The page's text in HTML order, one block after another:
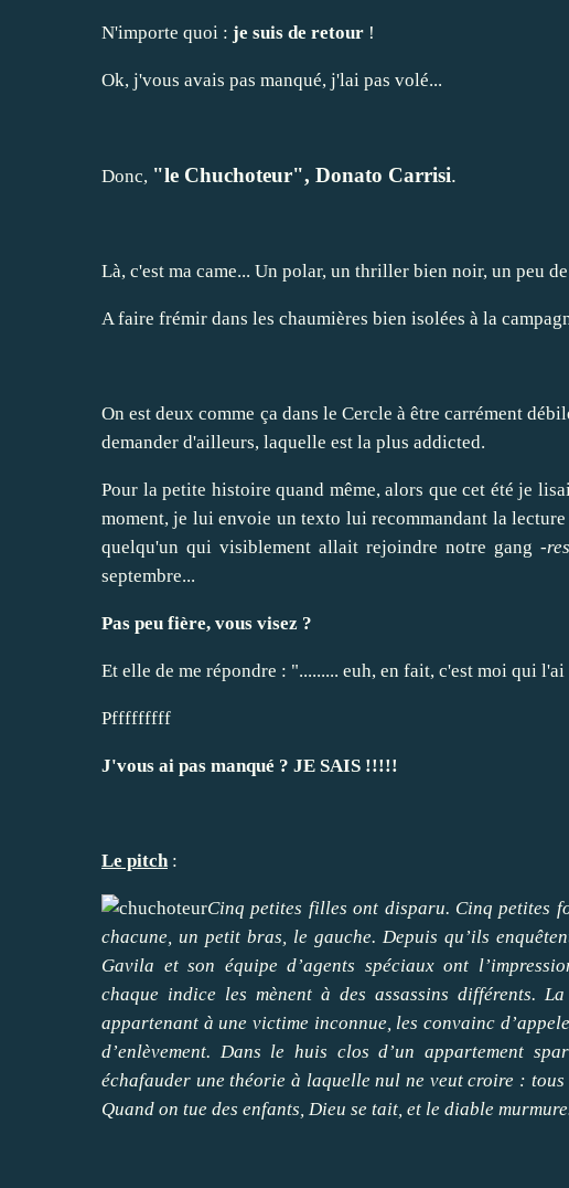
N'importe quoi : je suis de retour !
Ok, j'vous avais pas manqué, j'lai pas volé...
Donc, "le Chuchoteur", Donato Carrisi.
Là, c'est ma came... Un polar, un thriller bien noir, un peu
A faire frémir dans les chaumières bien isolées à la
On est deux comme ça dans le Cercle à être carrément
demander d'ailleurs, laquelle est la plus addicted.
Pour la petite histoire quand même, alors que cet été je
moment, je lui envoie un texto lui recommandant la
quelqu'un qui visiblement allait rejoindre notre gang -
septembre...
Pas peu fière, vous visez ?
Et elle de me répondre : "......... euh, en fait, c'est moi qui
Pfffffffff
J'vous ai pas manqué ? JE SAIS !!!!!
Le pitch :
Cinq petites filles ont disparu. Cinq petites
chacune, un petit bras, le gauche. Depuis qu’ils
Gavila et son équipe d’agents spéciaux ont
chaque indice les mènent à des assassins différents.
appartenant à une victime inconnue, les convainc
d’enlèvement. Dans le huis clos d’un appartement
échafauder une théorie à laquelle nul ne veut croire :
Quand on tue des enfants, Dieu se tait, et le diable